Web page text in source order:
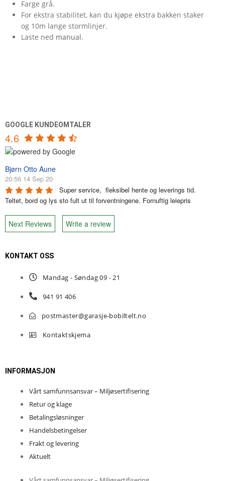
Farge grå.
For ekstra stabilitet, kan du kjøpe ekstra bakken staker
og 10m lange stormlinjer.
Laste ned manual.
GOOGLE KUNDEOMTALER
4.6
Bjørn Otto Aune
20:56 14 Sep 20
Super service,  fleksibel hente og leverings tid.
Teltet, bord og lys sto fult ut til forventningene. Fornuftig leiepris
Next Reviews Write a review
KONTAKT OSS
Mandag - Søndag 09 - 21
941 91 406
postmaster@garasje-bobiltelt.no
Kontaktskjema
INFORMASJON
Vårt samfunnsansvar – Miljøsertifisering
Retur og klage
Betalingsløsninger
Handelsbetingelser
Frakt og levering
Aktuelt